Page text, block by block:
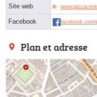
Site web
Facebook
Plan et adresse